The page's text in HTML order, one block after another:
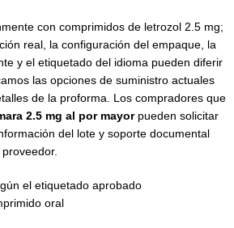
con comprimidos de letrozol 2.5 mg;
real, la configuración del empaque, la
y el etiquetado del idioma pueden diferir
las opciones de suministro actuales
de la proforma. Los compradores que
2.5 mg al por mayorpueden solicitar
del lote y soporte documental
el etiquetado aprobado
oral